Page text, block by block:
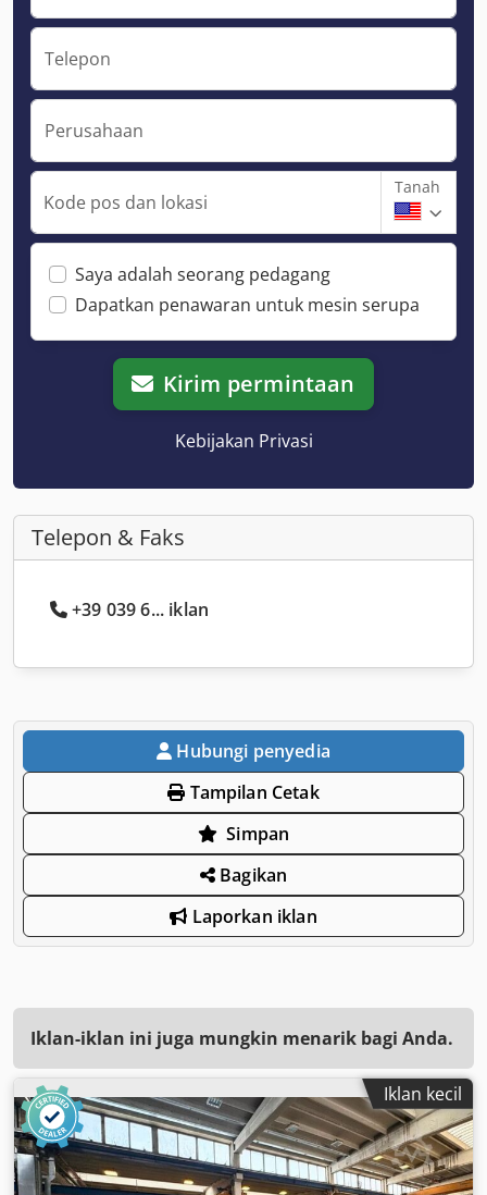
Telepon
Perusahaan
Kode pos dan lokasi
Tanah
Saya adalah seorang pedagang
Dapatkan penawaran untuk mesin serupa
Kirim permintaan
Kebijakan Privasi
Telepon & Faks
+39 039 6... iklan
Hubungi penyedia
Tampilan Cetak
Simpan
Bagikan
Laporkan iklan
Iklan-iklan ini juga mungkin menarik bagi Anda.
Iklan kecil